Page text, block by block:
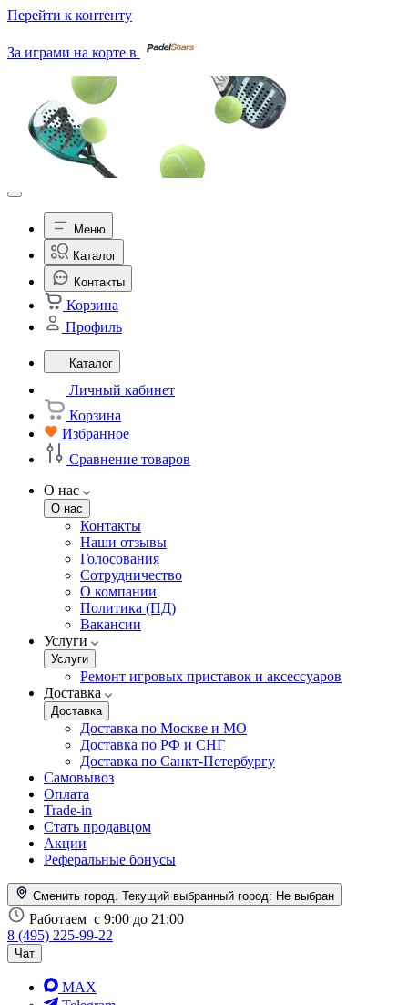
Перейти к контенту
За играми на корте в
Меню
Каталог
Контакты
Корзина
Профиль
Каталог
Личный кабинет
Корзина
Избранное
Сравнение товаров
О нас
О нас
Контакты
Наши отзывы
Голосования
Сотрудничество
О компании
Политика (ПД)
Вакансии
Услуги
Услуги
Ремонт игровых приставок и аксессуаров
Доставка
Доставка
Доставка по Москве и МО
Доставка по РФ и СНГ
Доставка по Санкт-Петербургу
Самовывоз
Оплата
Trade-in
Стать продавцом
Акции
Реферальные бонусы
Сменить город. Текущий выбранный город: Не выбран
Работаем с 9:00 до 21:00
8 (495) 225-99-22
Чат
MAX